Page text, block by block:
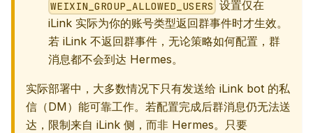
WEIXIN_GROUP_ALLOWED_USERS 设置仅在
iLink 实际为你的账号类型返回群事件时才生效。
若 iLink 不返回群事件，无论策略如何配置，群
消息都不会到达 Hermes。
实际部署中，大多数情况下只有发送给 iLink bot 的私
信（DM）能可靠工作。若配置完成后群消息仍无法送
达，限制来自 iLink 侧，而非 Hermes。只要